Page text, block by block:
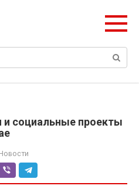
и социальные проекты